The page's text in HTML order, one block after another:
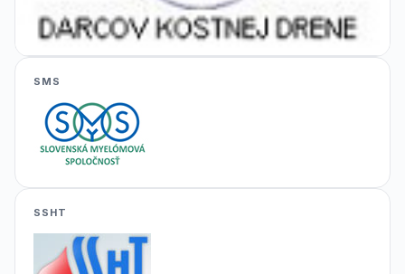
SMS
SSHT